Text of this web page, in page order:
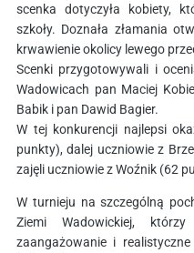
scenka dotyczyła kobiety,
szkoły. Doznała złamania
krwawienie okolicy lewego
Scenki przygotowywali i
Wadowicach pan Maciej
Babik i pan Dawid Bagier.
W tej konkurencji najlepsi
punkty), dalej uczniowie z
zajęli uczniowie z Woźnik (62
W turnieju na szczególną
Ziemi Wadowickiej,
zaangażowanie i